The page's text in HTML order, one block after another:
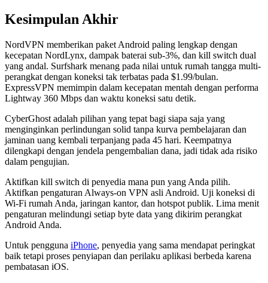
Kesimpulan Akhir
NordVPN memberikan paket Android paling lengkap dengan
kecepatan NordLynx, dampak baterai sub-3%, dan kill switch dual
yang andal. Surfshark menang pada nilai untuk rumah tangga multi-
perangkat dengan koneksi tak terbatas pada $1.99/bulan.
ExpressVPN memimpin dalam kecepatan mentah dengan performa
Lightway 360 Mbps dan waktu koneksi satu detik.
CyberGhost adalah pilihan yang tepat bagi siapa saja yang
menginginkan perlindungan solid tanpa kurva pembelajaran dan
jaminan uang kembali terpanjang pada 45 hari. Keempatnya
dilengkapi dengan jendela pengembalian dana, jadi tidak ada risiko
dalam pengujian.
Aktifkan kill switch di penyedia mana pun yang Anda pilih.
Aktifkan pengaturan Always-on VPN asli Android. Uji koneksi di
Wi-Fi rumah Anda, jaringan kantor, dan hotspot publik. Lima menit
pengaturan melindungi setiap byte data yang dikirim perangkat
Android Anda.
Untuk pengguna iPhone, penyedia yang sama mendapat peringkat
baik tetapi proses penyiapan dan perilaku aplikasi berbeda karena
pembatasan iOS.